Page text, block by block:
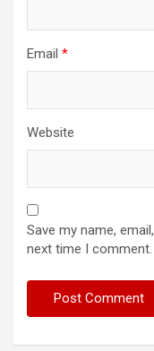
Email *
Website
Save my name,
next time I comment.